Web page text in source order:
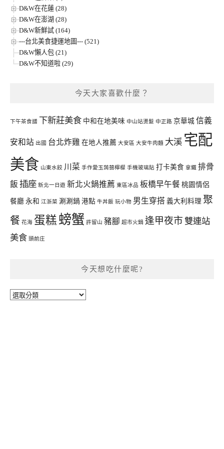
D&W在花蓮 (28)
D&W在澎湖 (28)
D&W新鮮試 (164)
---台北美食捷運地圖--- (521)
D&W懶人包 (21)
D&W不知道啦 (29)
今天大家喜歡什麼？
下午茶食譜 下新莊美食 中和在地美味 中山站燙髮 中正路 京華城 信義
安和站 出國 台北炸雞 在地人推薦 大安區 大安牛肉麵 大溪 宅配
美食 山東水餃 川菜 手作愛玉蒟蒻檸檬 手機玻璃貼 打卡美食 拿鐵 排骨
飯 插座 新北一日遊 新北火鍋推薦 東區冰品 板橋早午餐 桃園情侶
餐廳 永和 江浙菜 涮涮鍋 港點 牛丼飯 玩小物 男生穿搭 義大利料理 聚
餐 花海 蛋糕 螃蟹 許留山 豬腳 超市火鍋 逢甲夜市 雙連站
美食 頭前庄
今天想吃什麼呢?
今